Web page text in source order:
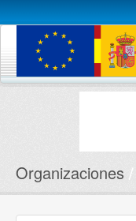
Conjuntos de datos
Organizaciones